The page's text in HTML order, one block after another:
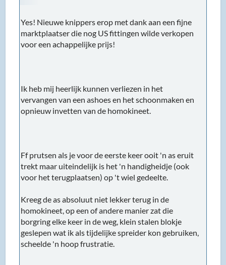
Yes! Nieuwe knippers erop met dank aan een fijne
marktplaatser die nog US fittingen wilde verkopen
voor een achappelijke prijs!
Ik heb mij heerlijk kunnen verliezen in het
vervangen van een ashoes en het schoonmaken en
opnieuw invetten van de homokineet.
Ff prutsen als je voor de eerste keer ooit 'n as eruit
trekt maar uiteindelijk is het 'n handigheidje (ook
voor het terugplaatsen) op 't wiel gedeelte.
Kreeg de as absoluut niet lekker terug in de
homokineet, op een of andere manier zat die
borgring elke keer in de weg, klein stalen blokje
geslepen wat ik als tijdelijke spreider kon gebruiken,
scheelde 'n hoop frustratie.